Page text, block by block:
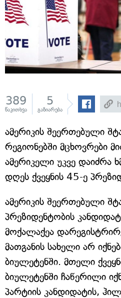
389
წაკითხვა
5
გაზიარება
ამერიკის შეერთებული
რეგიონებში მცხოვრები
ამერიკელი უკვე დაიძრა
დღეს ქვეყნის 45-ე
ამერიკის შეერთებული
პრეზიდენტობის
მოქალაქეა
მათგანის სახელი არ
ბიულეტენში. მთელი
ბიულეტენში ჩაწერილი
პარტიის კანდიდატის,